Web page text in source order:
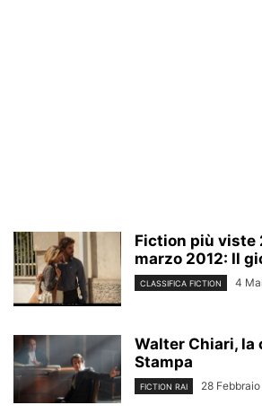
Fiction più viste
marzo 2012: Il
CLASSIFICA FICTION 4
Walter Chiari, la
Stampa
FICTION RAI 28